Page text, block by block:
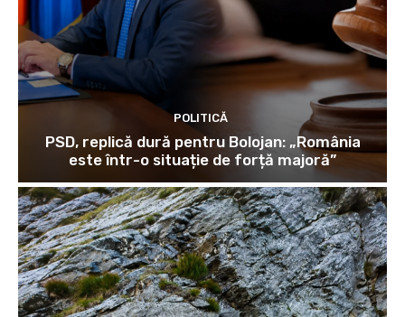
POLITICĂ
PSD, replică dură pentru Bolojan: „România
este într-o situație de forță majoră”